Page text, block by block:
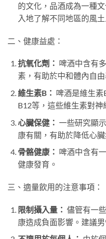
的文化，品酒成為一種
入地了解不同地區的風土
二、健康益處：
抗氧化劑： 啤酒中含有
素，有助於中和體內自
維生素B： 啤酒是維生素
B12等，這些維生素對神
心臟保健： 一些研究顯
康有關，有助於降低心臟
骨骼健康： 啤酒中含有
健康發育。
三、適量飲用的注意事項：
限制攝入量： 儘管有一
康造成負面影響。建議